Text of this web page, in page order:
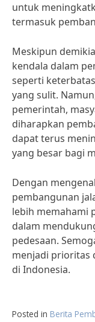
untuk
termasuk
Meskipun
kendala dalam
seperti
yang sulit.
pemerintah,
diharapkan
dapat terus
yang besar bagi
Dengan
pembangunan
lebih memahami
dalam
pedesaan.
menjadi prioritas
di Indonesia.
Posted in Berita